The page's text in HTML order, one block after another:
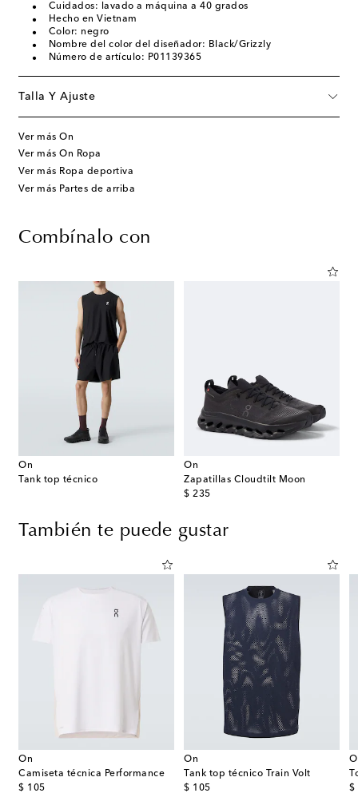
Cuidados: lavado a máquina a 40 grados
Hecho en Vietnam
Color: negro
Nombre del color del diseñador: Black/Grizzly
Número de artículo: P01139365
Talla Y Ajuste
Ver más On
Ver más On Ropa
Ver más Ropa deportiva
Ver más Partes de arriba
Combínalo con
On
Tank top técnico
On
Zapatillas Cloudtilt Moon
$ 235
original price
También te puede gustar
On
Camiseta técnica Performance
$ 105
original price
On
Tank top técnico Train Volt
$ 105
original price
$